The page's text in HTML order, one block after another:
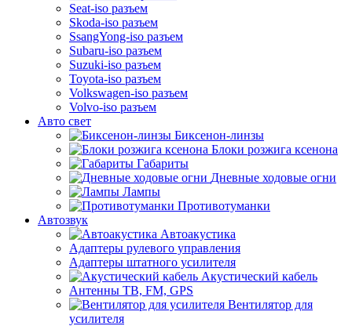
Seat-iso разъем
Skoda-iso разъем
SsangYong-iso разъем
Subaru-iso разъем
Suzuki-iso разъем
Toyota-iso разъем
Volkswagen-iso разъем
Volvo-iso разъем
Авто свет
Биксенон-линзы
Блоки розжига ксенона
Габариты
Дневные ходовые огни
Лампы
Противотуманки
Автозвук
Автоакустика
Адаптеры рулевого управления
Адаптеры штатного усилителя
Акустический кабель
Антенны ТВ, FM, GPS
Вентилятор для
усилителя